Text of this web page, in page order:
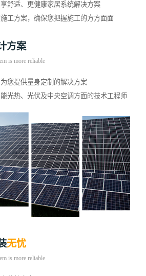
舒适、更健康家居系统解决方案
工方案，确保您把握施工的方方面面
方案
is more reliable
您提供量身定制的解决方案
光热、光伏及中央空调方面的技术工程师
无忧
is more reliable